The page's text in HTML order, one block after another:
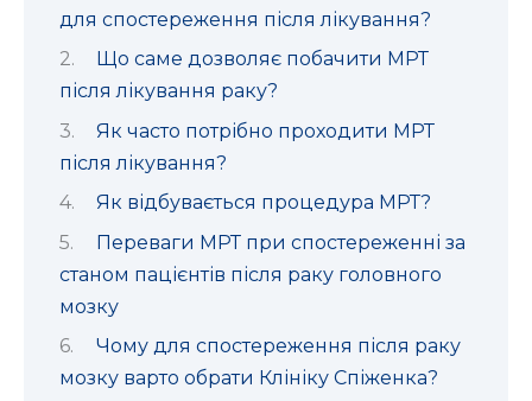
для спостереження після лікування?
Що саме дозволяє побачити МРТ
після лікування раку?
Як часто потрібно проходити МРТ
після лікування?
Як відбувається процедура МРТ?
Переваги МРТ при спостереженні за
станом пацієнтів після раку головного
мозку
Чому для спостереження після раку
мозку варто обрати Клініку Спіженка?